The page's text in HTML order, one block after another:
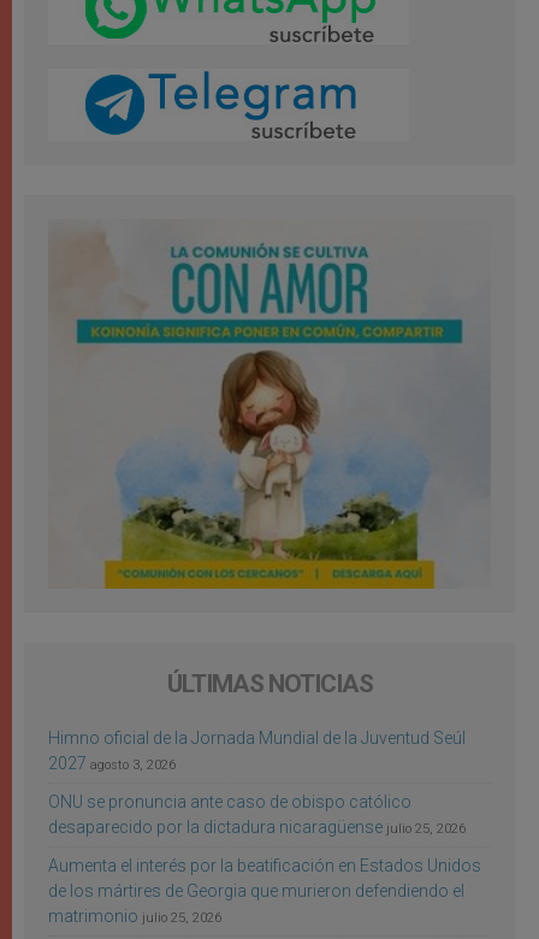
ÚLTIMAS NOTICIAS
Himno oficial de la Jornada Mundial de la Juventud Seúl
2027 agosto 3, 2026
ONU se pronuncia ante caso de obispo católico
desaparecido por la dictadura nicaragüense julio 25, 2026
Aumenta el interés por la beatificación en Estados Unidos
de los mártires de Georgia que murieron defendiendo el
matrimonio julio 25, 2026